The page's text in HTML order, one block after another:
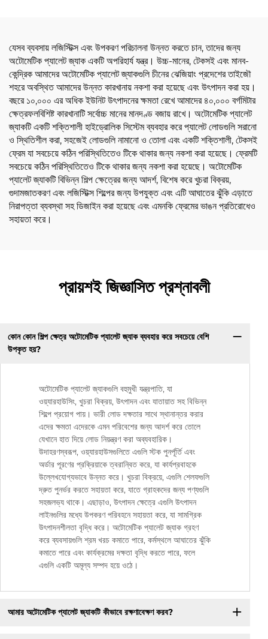
যেসব ব্যবসায় লজিস্টিক্স এবং উপকরণ পরিচালনা উন্নত করতে চান, তাদের জন্য
অটোমেটিক প্যালেট জ্যাক একটি অপরিহার্য যন্ত্র। উচ্চ-মানের, টেকসই এবং মানব-
কেন্দ্রিক আমাদের অটোমেটিক প্যালেট জ্যাকগুলি চীনের ঝেজিয়াং প্রদেশের তাইজৌ
শহরে অবস্থিত আমাদের উন্নত কারখানায় নকশা করা হয়েছে এবং উৎপাদন করা হয়।
বছরে ১০,০০০ এর অধিক ইউনিট উৎপাদনের ক্ষমতা রেখে আমাদের ৪০,০০০ বর্গমিটার
ক্ষেত্রফলবিশিষ্ট কারখানাটি সর্বোচ্চ মানের মানদণ্ড বজায় রাখে। অটোমেটিক প্যালেট
জ্যাকটি একটি শক্তিশালী হাইড্রোলিক সিস্টেম ব্যবহার করে প্যালেট লোডগুলি সরানো
ও স্থিতিশীল করা, সহজেই লোডগুলি নামানো ও তোলা এবং একটি শক্তিশালী, টেকসই
ফ্রেম যা সবচেয়ে কঠিন পরিস্থিতিতেও টিকে থাকার জন্য নকশা করা হয়েছে। ফ্রেমটি
সবচেয়ে কঠিন পরিস্থিতিতেও টিকে থাকার জন্য নকশা করা হয়েছে। অটোমেটিক
প্যালেট জ্যাকটি বিভিন্ন শিল্প ক্ষেত্রের জন্য আদর্শ, বিশেষ করে খুচরা বিক্রয়,
গুদামজাতকরণ এবং লজিস্টিক্স শিল্পের জন্য উপযুক্ত এবং এটি আঘাতের ঝুঁকি এড়াতে
নিরাপত্তা ব্যবস্থা সহ ডিজাইন করা হয়েছে এবং এমনকি ফ্রেমের ভাঙন প্রতিরোধেও
সহায়তা করে।
প্রায়শই জিজ্ঞাসিত প্রশ্নাবলী
কোন কোন শিল্প ক্ষেত্র অটোমেটিক প্যালেট জ্যাক ব্যবহার করে সবচেয়ে বেশি
উপকৃত হয়?
অটোমেটিক প্যালেট জ্যাকগুলি বহুমুখী যন্ত্রপাতি, যা
ওয়্যারহাউসিং, খুচরা বিক্রয়, উৎপাদন এবং যাতায়াত সহ বিভিন্ন
শিল্পে প্রয়োগ পায়। ভারী লোড দক্ষতার সাথে স্থানান্তর করার
এদের ক্ষমতা এদেরকে এমন পরিবেশের জন্য আদর্শ করে তোলে
যেখানে হাত দিয়ে লোড নিয়ন্ত্রণ করা অব্যবহারিক।
উদাহরণস্বরূপ, ওয়্যারহাউসগুলিতে এগুলি স্টক পুনর্পূর্তি এবং
অর্ডার পূরণের প্রক্রিয়াকে ত্বরান্বিত করে, যা কার্যপ্রবাহকে
উল্লেখযোগ্যভাবে উন্নত করে। খুচরা বিক্রয়ে, এগুলি শেলফগুলি
দ্রুত পুনর্ভর করতে সহায়তা করে, যাতে গ্রাহকদের জন্য পণ্যগুলি
সহজলভ্য থাকে। এছাড়াও, উৎপাদন ক্ষেত্রে এগুলি উৎপাদন
লাইনগুলির মধ্যে উপকরণ পরিবহনে সহায়তা করে, যা সামগ্রিক
উৎপাদনশীলতা বৃদ্ধি করে। অটোমেটিক প্যালেট জ্যাক গ্রহণ
করে ব্যবসায়গুলি শ্রম খরচ কমাতে পারে, কর্মস্থলে আঘাতের ঝুঁকি
কমাতে পারে এবং কার্যক্রমের দক্ষতা বৃদ্ধি করতে পারে, ফলে
এগুলি একটি অমূল্য সম্পদ হয়ে ওঠে।
আমার অটোমেটিক প্যালেট জ্যাকটি কীভাবে রক্ষণাবেক্ষণ করব?